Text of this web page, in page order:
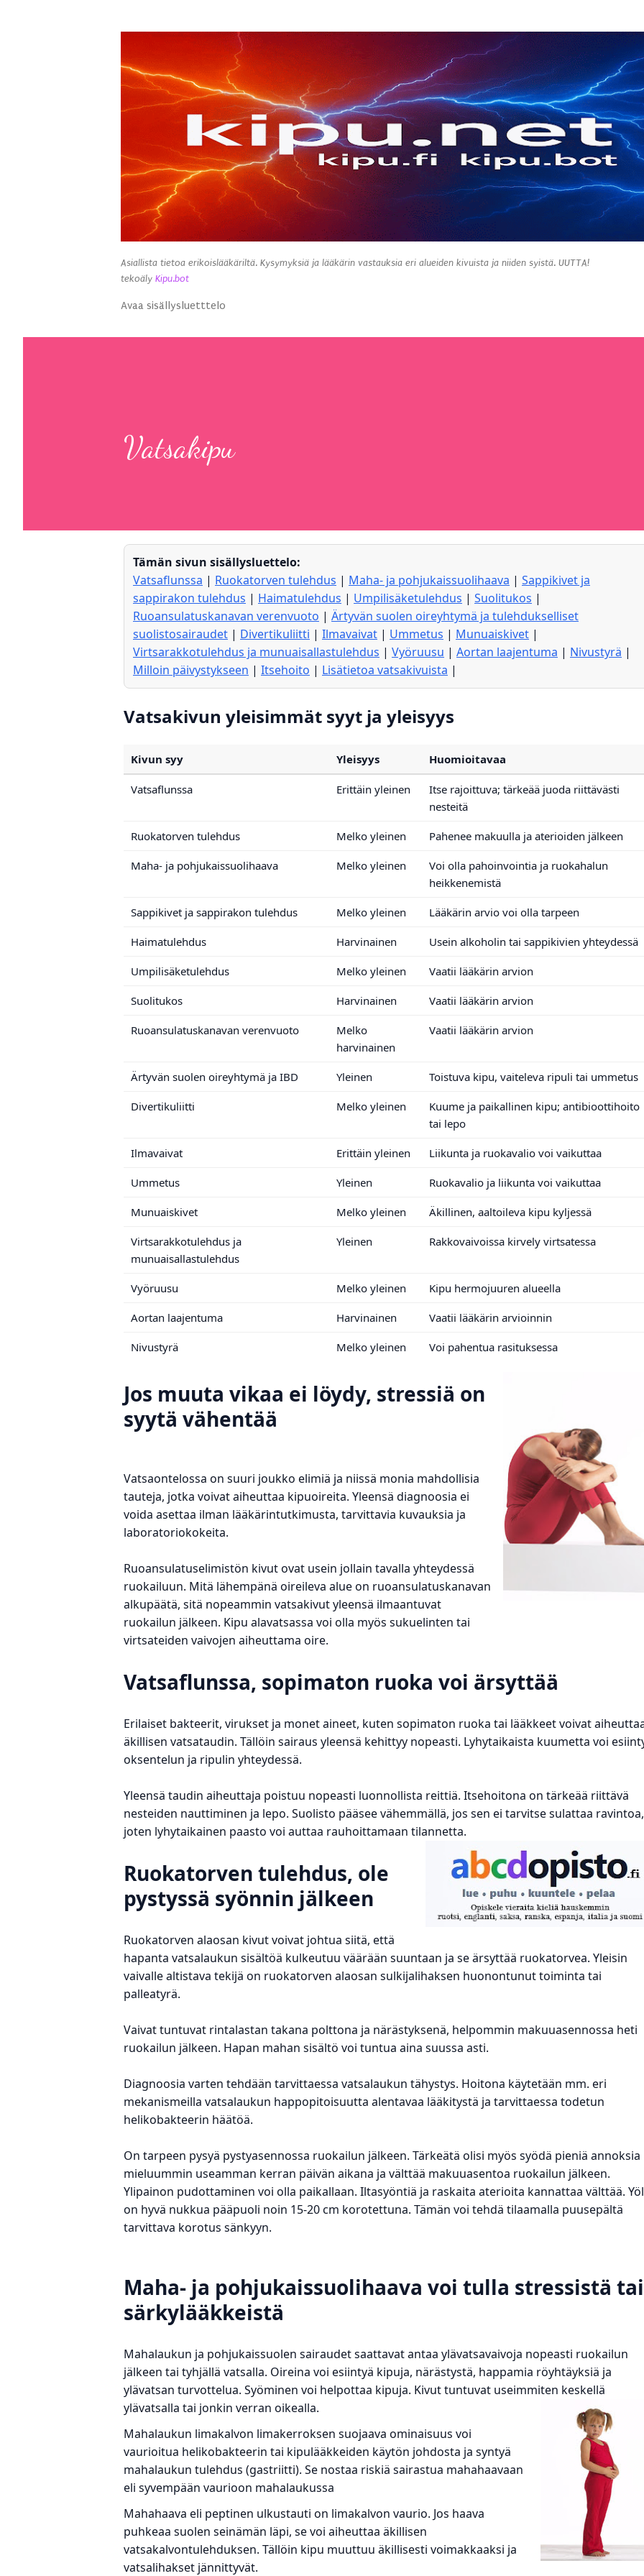
Asiallista tietoa erikoislääkäriltä. Kysymyksiä ja lääkärin vastauksia eri alueiden kivuista ja niiden syistä. UUTTA!
tekoäly Kipu.bot
Avaa sisällysluetttelo
Vatsakipu
Tämän sivun sisällysluettelo:
Vatsaflunssa | Ruokatorven tulehdus | Maha- ja pohjukaissuolihaava | Sappikivet ja
sappirakon tulehdus | Haimatulehdus | Umpilisäketulehdus | Suolitukos |
Ruoansulatuskanavan verenvuoto | Ärtyvän suolen oireyhtymä ja tulehdukselliset
suolistosairaudet | Divertikuliitti | Ilmavaivat | Ummetus | Munuaiskivet |
Virtsarakkotulehdus ja munuaisallastulehdus | Vyöruusu | Aortan laajentuma | Nivustyrä |
Milloin päivystykseen | Itsehoito | Lisätietoa vatsakivuista |
Vatsakivun yleisimmät syyt ja yleisyys
Kivun syy Yleisyys Huomioitavaa
Vatsaflunssa Erittäin yleinen
Itse rajoittuva; tärkeää juoda riittävästi
nesteitä
Ruokatorven tulehdus Melko yleinen Pahenee makuulla ja aterioiden jälkeen
Maha- ja pohjukaissuolihaava Melko yleinen
Voi olla pahoinvointia ja ruokahalun
heikkenemistä
Sappikivet ja sappirakon tulehdus Melko yleinen Lääkärin arvio voi olla tarpeen
Haimatulehdus Harvinainen Usein alkoholin tai sappikivien yhteydessä
Umpilisäketulehdus Melko yleinen Vaatii lääkärin arvion
Suolitukos Harvinainen Vaatii lääkärin arvion
Ruoansulatuskanavan verenvuoto
Melko
harvinainen
Vaatii lääkärin arvion
Ärtyvän suolen oireyhtymä ja IBD Yleinen Toistuva kipu, vaiteleva ripuli tai ummetus
Divertikuliitti Melko yleinen
Kuume ja paikallinen kipu; antibioottihoito
tai lepo
Ilmavaivat Erittäin yleinen Liikunta ja ruokavalio voi vaikuttaa
Ummetus Yleinen Ruokavalio ja liikunta voi vaikuttaa
Munuaiskivet Melko yleinen Äkillinen, aaltoileva kipu kyljessä
Virtsarakkotulehdus ja
munuaisallastulehdus
Yleinen Rakkovaivoissa kirvely virtsatessa
Vyöruusu Melko yleinen Kipu hermojuuren alueella
Aortan laajentuma Harvinainen Vaatii lääkärin arvioinnin
Nivustyrä Melko yleinen Voi pahentua rasituksessa
Jos muuta vikaa ei löydy, stressiä on
syytä vähentää
Vatsaontelossa on suuri joukko elimiä ja niissä monia mahdollisia
tauteja, jotka voivat aiheuttaa kipuoireita. Yleensä diagnoosia ei
voida asettaa ilman lääkärintutkimusta, tarvittavia kuvauksia ja
laboratoriokokeita.
Ruoansulatuselimistön kivut ovat usein jollain tavalla yhteydessä
ruokailuun. Mitä lähempänä oireileva alue on ruoansulatuskanavan
alkupäätä, sitä nopeammin vatsakivut yleensä ilmaantuvat
ruokailun jälkeen. Kipu alavatsassa voi olla myös sukuelinten tai
virtsateiden vaivojen aiheuttama oire.
Vatsaflunssa, sopimaton ruoka voi ärsyttää
Erilaiset bakteerit, virukset ja monet aineet, kuten sopimaton ruoka tai lääkkeet voivat
äkillisen vatsataudin. Tällöin sairaus yleensä kehittyy nopeasti. Lyhytaikaista kuumetta voi
oksentelun ja ripulin yhteydessä.
Yleensä taudin aiheuttaja poistuu nopeasti luonnollista reittiä. Itsehoitona on tärkeää riittävä
nesteiden nauttiminen ja lepo. Suolisto pääsee vähemmällä, jos sen ei tarvitse sulattaa ravintoa,
joten lyhytaikainen paasto voi auttaa rauhoittamaan tilannetta.
Ruokatorven tulehdus, ole
pystyssä syönnin jälkeen
Ruokatorven alaosan kivut voivat johtua siitä, että
hapanta vatsalaukun sisältöä kulkeutuu väärään suuntaan ja se ärsyttää ruokatorvea. Yleisin
vaivalle altistava tekijä on ruokatorven alaosan sulkijalihaksen huonontunut toiminta tai
palleatyrä.
Vaivat tuntuvat rintalastan takana polttona ja närästyksenä, helpommin makuuasennossa heti
ruokailun jälkeen. Hapan mahan sisältö voi tuntua aina suussa asti.
Diagnoosia varten tehdään tarvittaessa vatsalaukun tähystys. Hoitona käytetään mm. eri
mekanismeilla vatsalaukun happopitoisuutta alentavaa lääkitystä ja tarvittaessa todetun
helikobakteerin häätöä.
On tarpeen pysyä pystyasennossa ruokailun jälkeen. Tärkeätä olisi myös syödä pieniä annoksia
mieluummin useamman kerran päivän aikana ja välttää makuuasentoa ruokailun jälkeen.
Ylipainon pudottaminen voi olla paikallaan. Iltasyöntiä ja raskaita aterioita kannattaa välttää.
on hyvä nukkua pääpuoli noin 15-20 cm korotettuna. Tämän voi tehdä tilaamalla puusepältä
tarvittava korotus sänkyyn.
Maha- ja pohjukaissuolihaava voi tulla stressistä tai
särkylääkkeistä
Mahalaukun ja pohjukaissuolen sairaudet saattavat antaa ylävatsavaivoja nopeasti ruokailun
jälkeen tai tyhjällä vatsalla. Oireina voi esiintyä kipuja, närästystä, happamia röyhtäyksiä ja
ylävatsan turvottelua. Syöminen voi helpottaa kipuja. Kivut tuntuvat useimmiten keskellä
ylävatsalla tai jonkin verran oikealla.
Mahalaukun limakalvon limakerroksen suojaava ominaisuus voi
vaurioitua helikobakteerin tai kipulääkkeiden käytön johdosta ja syntyä
mahalaukun tulehdus (gastriitti). Se nostaa riskiä sairastua mahahaavaan
eli syvempään vaurioon mahalaukussa
Mahahaava eli peptinen ulkustauti on limakalvon vaurio. Jos haava
puhkeaa suolen seinämän läpi, se voi aiheuttaa äkillisen
vatsakalvontulehduksen. Tällöin kipu muuttuu äkillisesti voimakkaaksi ja
vatsalihakset jännittyvät.